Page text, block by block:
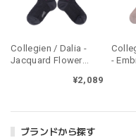
ブランドから探す
Collegien / Dalia -
Jacquard Flower
Pierre de Volvic¥2,089
-